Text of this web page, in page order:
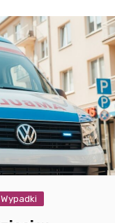
Wypadki